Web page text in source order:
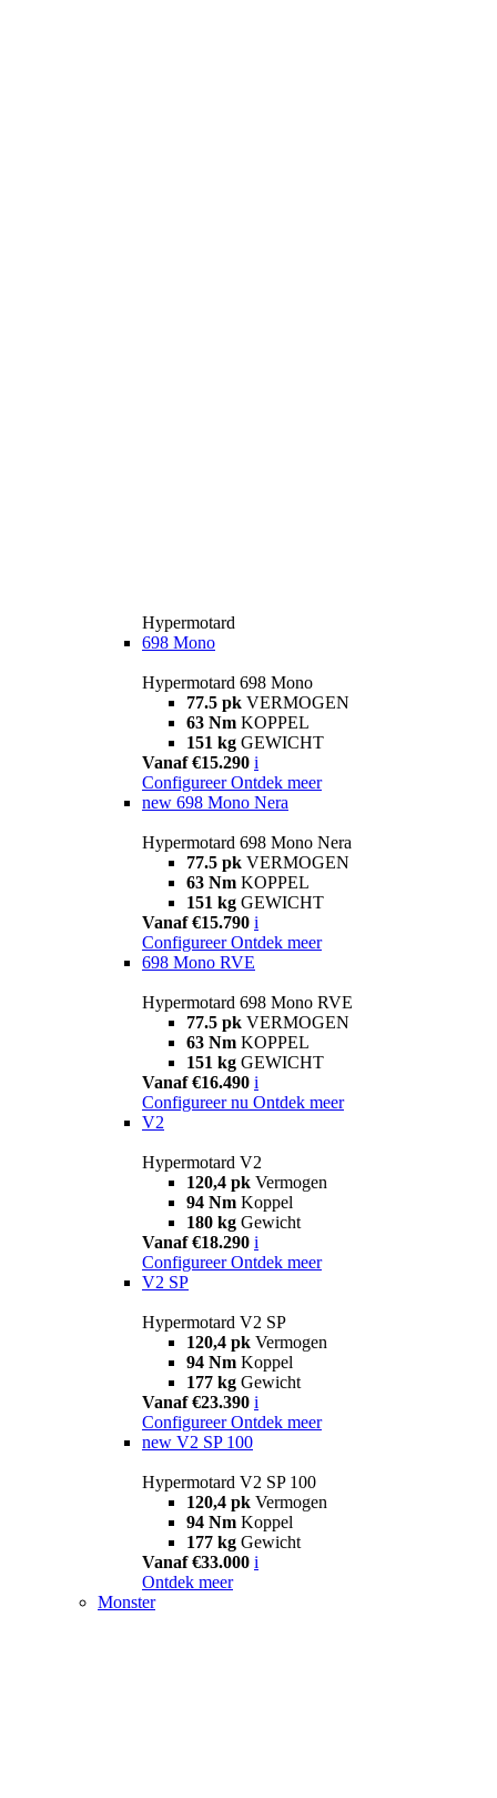
Hypermotard
698 Mono
Hypermotard 698 Mono
77.5 pk VERMOGEN
63 Nm KOPPEL
151 kg GEWICHT
Vanaf €15.290 i
Configureer Ontdek meer
new 698 Mono Nera
Hypermotard 698 Mono Nera
77.5 pk VERMOGEN
63 Nm KOPPEL
151 kg GEWICHT
Vanaf €15.790 i
Configureer Ontdek meer
698 Mono RVE
Hypermotard 698 Mono RVE
77.5 pk VERMOGEN
63 Nm KOPPEL
151 kg GEWICHT
Vanaf €16.490 i
Configureer nu Ontdek meer
V2
Hypermotard V2
120,4 pk Vermogen
94 Nm Koppel
180 kg Gewicht
Vanaf €18.290 i
Configureer Ontdek meer
V2 SP
Hypermotard V2 SP
120,4 pk Vermogen
94 Nm Koppel
177 kg Gewicht
Vanaf €23.390 i
Configureer Ontdek meer
new V2 SP 100
Hypermotard V2 SP 100
120,4 pk Vermogen
94 Nm Koppel
177 kg Gewicht
Vanaf €33.000 i
Ontdek meer
Monster